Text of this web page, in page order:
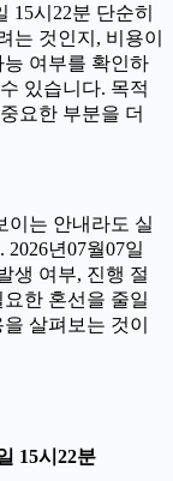
15시22분 단순히
는 것인지, 비용이
여부를 확인하
있습니다. 목적
요한 부분을 더
이는 안내라도 실
년07월07일
생 여부, 진행 절
한 혼선을 줄일
살펴보는 것이
15시22분